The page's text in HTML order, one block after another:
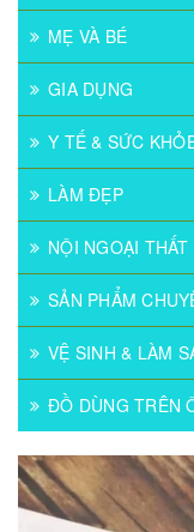
MẸ VÀ BÉ
GIA DỤNG
Y TẾ & SỨC
LÀM ĐẸP
NỘI NGOẠI THẤT
SẢN PHẨM
VỆ SINH & LÀM
ĐỒ DÙNG TRÊN